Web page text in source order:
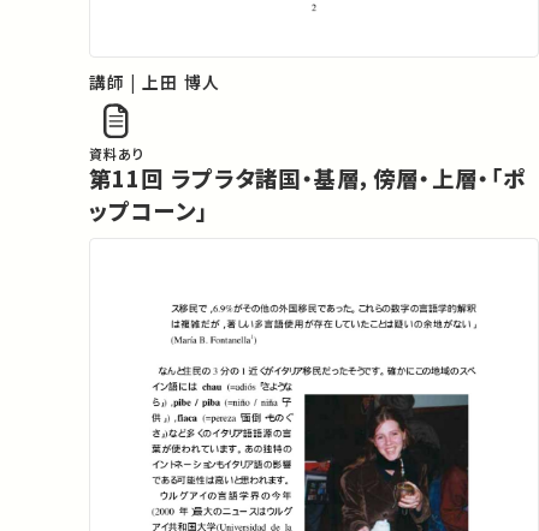
講師 | 上田 博人
資料あり
第11回 ラプラタ諸国・基層，傍層・上層・「ポ
ップコーン」